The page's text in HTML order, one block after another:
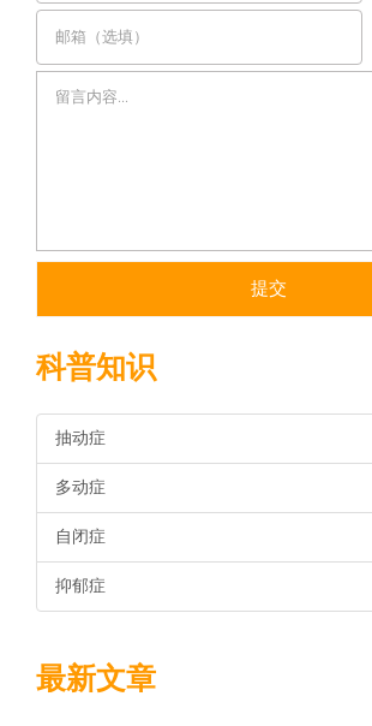
科普知识
抽动症
多动症
自闭症
抑郁症
最新文章